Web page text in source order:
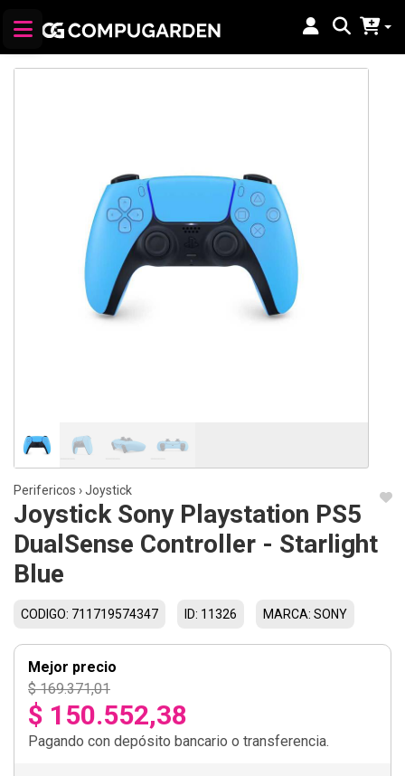
Perifericos ›Joystick
Joystick Sony Playstation PS5
DualSense Controller - Starlight
Blue
CODIGO: 711719574347 ID: 11326 MARCA: SONY
Mejor precio
$ 169.371,01
$ 150.552,38
Pagando con depósito bancario o transferencia.